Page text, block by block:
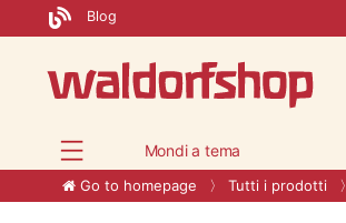
Blog
Mondi a tema
Go to homepage Tutti i prodotti